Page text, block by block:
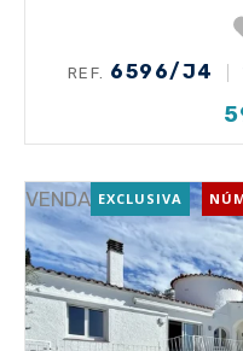
REF. 6596/J4
VENDA EXCLUSIVA